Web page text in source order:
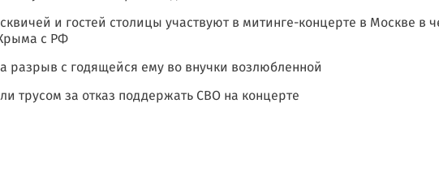
и гостей столицы участвуют в митинге-концерте в Москве в
с РФ
разрыв с годящейся ему во внучки возлюбленной
трусом за отказ поддержать СВО на концерте